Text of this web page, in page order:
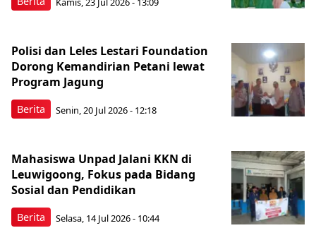
Berita
Polisi dan Leles Lestari Foundation
Dorong Kemandirian Petani lewat
Program Jagung
Senin, 20 Jul 2026 - 12:18
Berita
Mahasiswa Unpad Jalani KKN di
Leuwigoong, Fokus pada Bidang
Sosial dan Pendidikan
Selasa, 14 Jul 2026 - 10:44